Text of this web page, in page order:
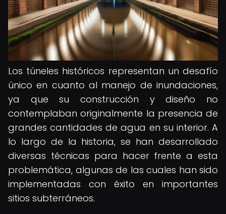
Los túneles históricos representan un desafío
único en cuanto al manejo de inundaciones,
ya que su construcción y diseño no
contemplaban originalmente la presencia de
grandes cantidades de agua en su interior. A
lo largo de la historia, se han desarrollado
diversas técnicas para hacer frente a esta
problemática, algunas de las cuales han sido
implementadas con éxito en importantes
sitios subterráneos.